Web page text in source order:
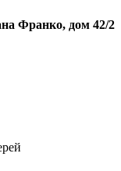
Франко, дом 42/2